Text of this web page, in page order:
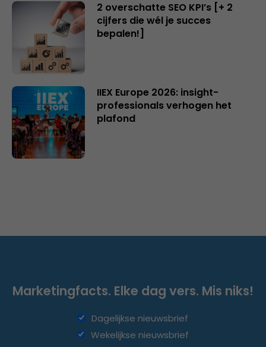
2 overschatte SEO KPI’s [+ 2
cijfers die wél je succes
bepalen!]
IIEX Europe 2026: insight-
professionals verhogen het
plafond
Marketingfacts. Elke dag vers. Mis niks!
Dagelijkse nieuwsbrief
Wekelijkse nieuwsbrief